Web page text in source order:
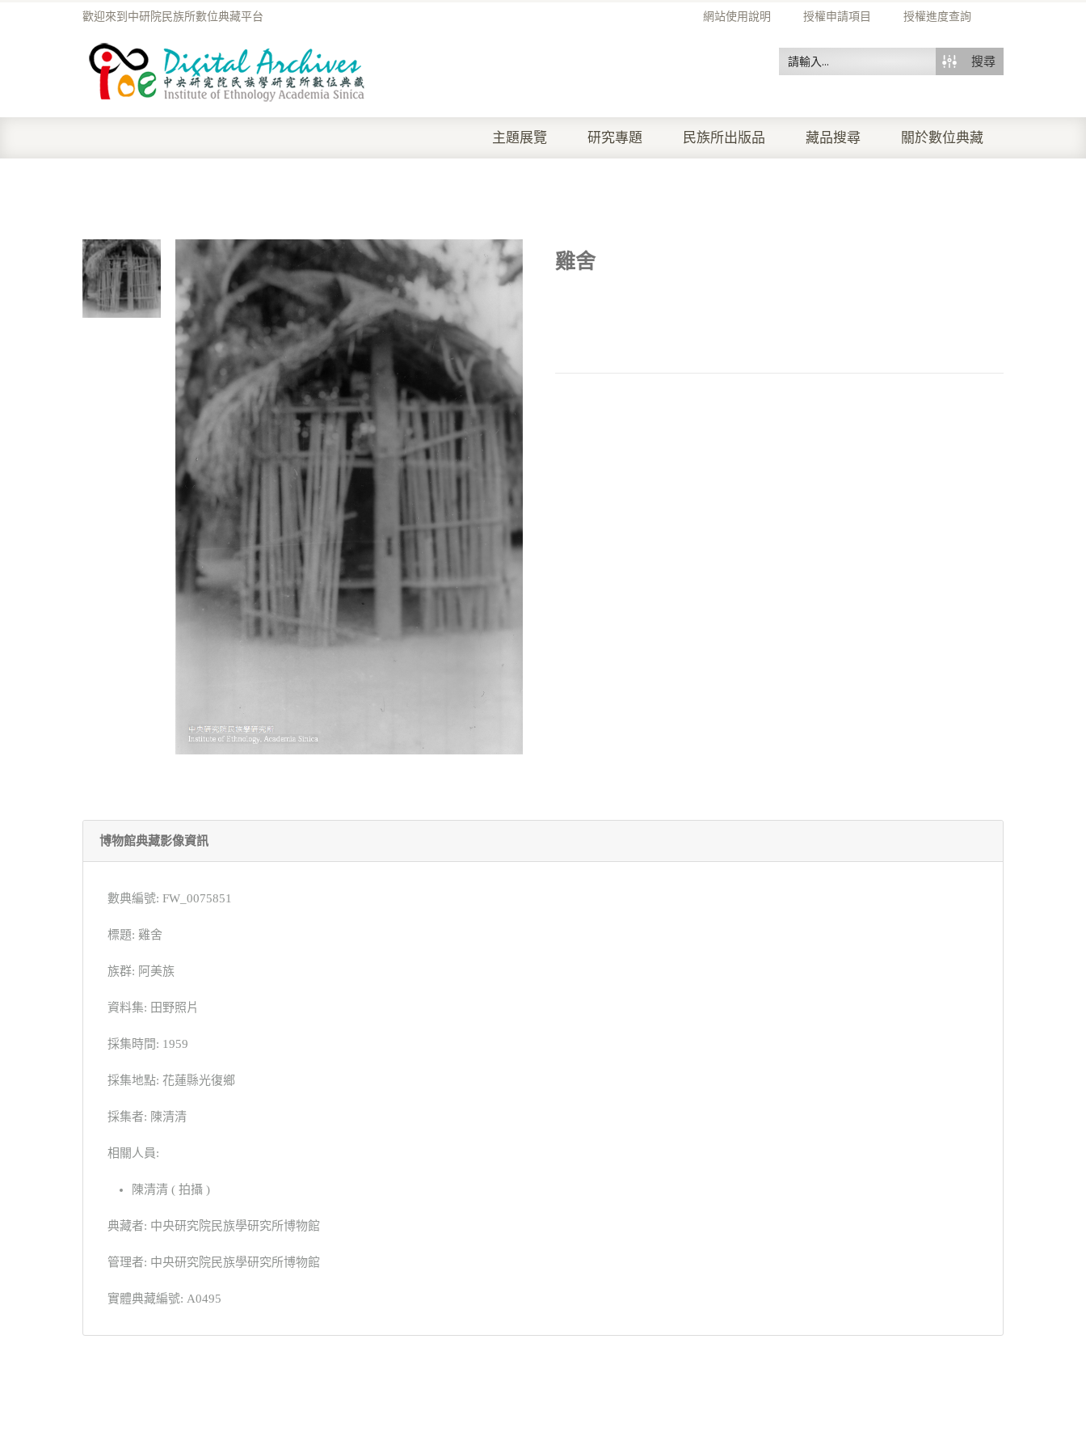
網站使用說明 授權申請項目 授權進度查詢
歡迎來到中研院民族所數位典藏平台
搜尋
主題展覽 研究專題 民族所出版品 藏品搜尋 關於數位典藏
雞舍
博物館典藏影像資訊
數典編號: FW_0075851
標題: 雞舍
族群: 阿美族
資料集: 田野照片
採集時間: 1959
採集地點: 花蓮縣光復鄉
採集者: 陳清清
相關人員:
陳清清 ( 拍攝 )
典藏者: 中央研究院民族學研究所博物館
管理者: 中央研究院民族學研究所博物館
實體典藏編號: A0495